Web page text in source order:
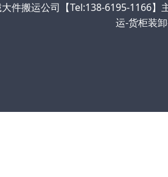
件搬运公司【Tel:138-6195-1166
运-货柜装